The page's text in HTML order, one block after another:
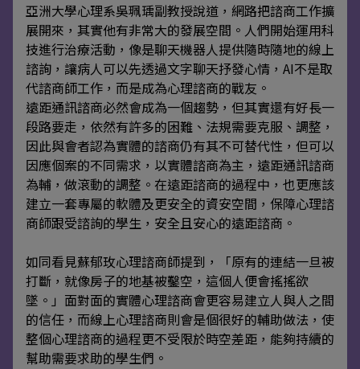
亞洲大學心理系吳珮瑀副教授說道，網路把諮商工作擴
展開來，其實他有非常大的發展空間。人們開始運用科
技進行治療活動，像是聊天機器人提供隨時隨地的線上
諮詢，讓病人可以先透過文字聊天抒發心情，AI不是取
代諮商師工作，而是成為心理諮商的戰友。
遠距通訊諮商必然會成為一個趨勢，但其實還有好長一
段路要走，依然有許多的困難、法規需要克服、調整，
因此與會者認為實體的諮商仍有其不可替代性，但可以
因應個案的不同需求，以實體諮商為主，遠距通訊諮商
為輔，做滾動的調整。在遠距諮商的過程中，也更應該
建立一套專屬的軟體及更安全的資安空間，保障心理諮
商師跟受諮詢的學生，安全且安心的遠距諮商。
如同看見蘇郁玫心理諮商師提到，「原有的連結一旦被
打斷，就像房子的地基被鑿空，這個人便會搖搖欲
墜。」面對面的實體心理諮商會更容易建立人與人之間
的信任，而線上心理諮商則會是個很好的輔助做法，使
整個心理諮商的過程更不受限於時空差距，能夠持續的
幫助需要求助的學生們。